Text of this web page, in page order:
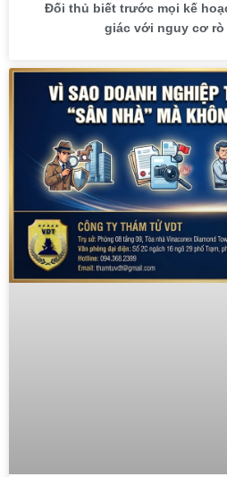
Đối thủ biết trước mọi kế
giác với nguy cơ